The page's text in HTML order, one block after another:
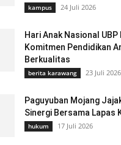
kampus 24 Juli 2026
Hari Anak Nasional
Komitmen Pendidikan
Berkualitas
berita karawang 23 Juli 2026
Paguyuban Mojang
Sinergi Bersama Lapas
hukum 17 Juli 2026